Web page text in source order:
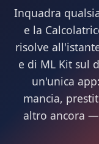
Inquadra
e la
risolve
e di ML Kit sul
un'unica
mancia,
altro ancora